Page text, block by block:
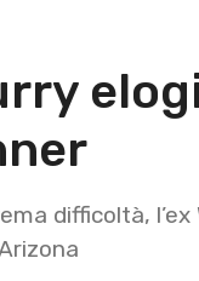
difficoltà,